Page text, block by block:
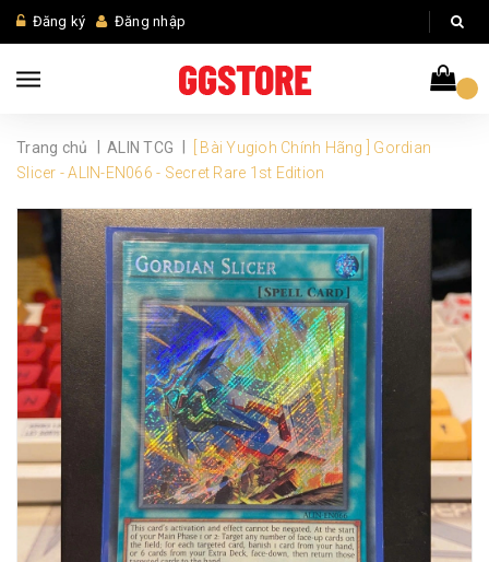
Đăng ký Đăng nhập
Trang chủ ALIN TCG
[ Bài Yugioh Chính Hãng ] Gordian
Slicer - ALIN-EN066 - Secret Rare 1st Edition